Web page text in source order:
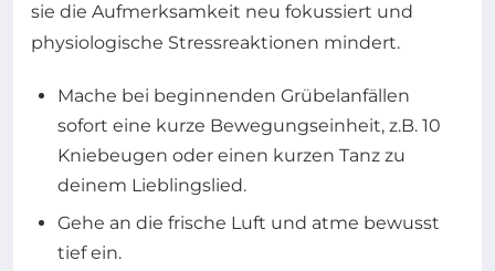
sie die Aufmerksamkeit neu fokussiert und
physiologische Stressreaktionen mindert.
Mache bei beginnenden Grübelanfällen
sofort eine kurze Bewegungseinheit, z.B. 10
Kniebeugen oder einen kurzen Tanz zu
deinem Lieblingslied.
Gehe an die frische Luft und atme bewusst
tief ein.